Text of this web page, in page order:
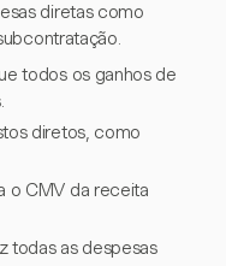
diretas como
todos os ganhos de
diretos, como
o CMV da receita
todas as despesas